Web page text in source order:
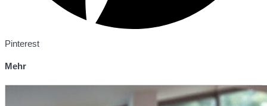
Pinterest
Mehr